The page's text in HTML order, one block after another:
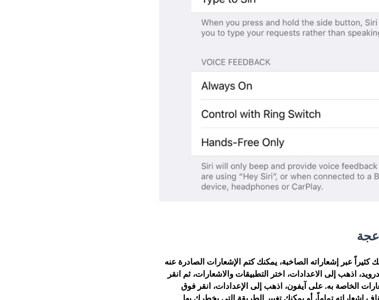
كثيراً عبر إشعاراته الصاخبة، يمكنك كتم الإشعارات الصادرة عنه
اذهب إلى الاعدادات، اختر التطبيقات والاشعارات، ثم انقر
الخاصة به. على آيفون، اذهب إلى الإعدادات، انقر فوق